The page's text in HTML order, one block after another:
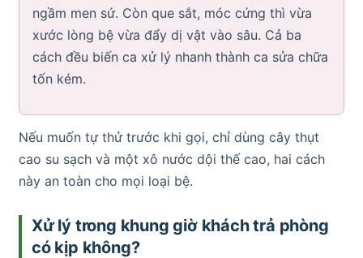
ngầm men sứ. Còn que sắt, móc cứng thì vừa
xước lòng bệ vừa đẩy dị vật vào sâu. Cả ba
cách đều biến ca xử lý nhanh thành ca sửa chữa
tốn kém.
Nếu muốn tự thử trước khi gọi, chỉ dùng cây thụt
cao su sạch và một xô nước dội thế cao, hai cách
này an toàn cho mọi loại bệ.
Xử lý trong khung giờ khách trả phòng
có kịp không?